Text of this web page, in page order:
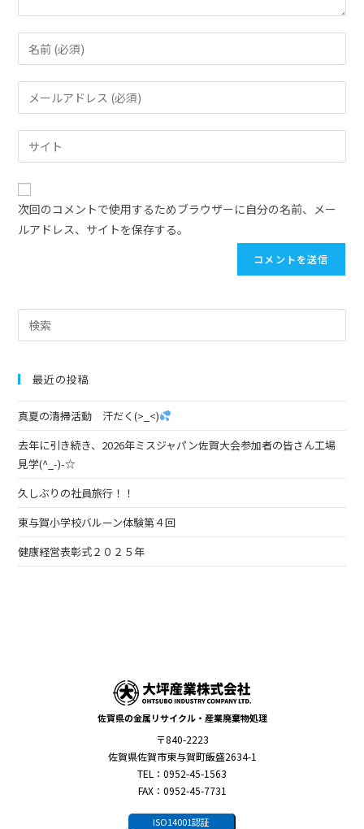
次回のコメントで使用するためブラウザーに自分の名前、メー
ルアドレス、サイトを保存する。
最近の投稿
真夏の清掃活動 汗だく(>_<)
去年に引き続き、2026年ミスジャパン佐賀大会参加者の皆さん工場
見学(^_-)-☆
久しぶりの社員旅行！！
東与賀小学校バルーン体験第４回
健康経営表彰式２０２５年
佐賀県の金属リサイクル・産業廃棄物処理
〒840-2223
佐賀県佐賀市東与賀町飯盛2634-1
TEL：0952-45-1563
FAX：0952-45-7731
ISO14001認証